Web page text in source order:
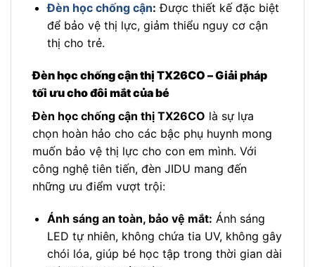
Đèn học chống cận: Được thiết kế đặc biệt
để bảo vệ thị lực, giảm thiểu nguy cơ cận
thị cho trẻ.
Đèn học chống cận thị TX26CO – Giải pháp
tối ưu cho đôi mắt của bé
Đèn học chống cận thị TX26CO là sự lựa
chọn hoàn hảo cho các bậc phụ huynh mong
muốn bảo vệ thị lực cho con em mình. Với
công nghệ tiên tiến, đèn JIDU mang đến
những ưu điểm vượt trội:
Ánh sáng an toàn, bảo vệ mắt: Ánh sáng
LED tự nhiên, không chứa tia UV, không gây
chói lóa, giúp bé học tập trong thời gian dài